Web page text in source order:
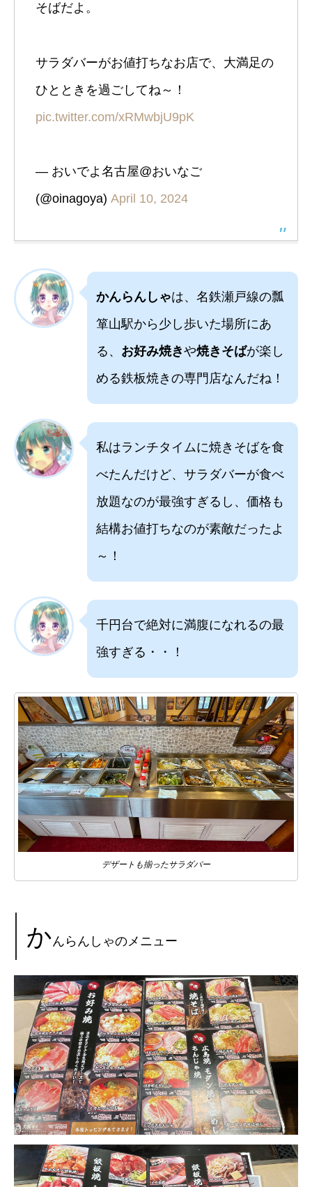
そばだよ。
サラダバーがお値打ちなお店で、大満足の
ひとときを過ごしてね～！
pic.twitter.com/xRMwbjU9pK
— おいでよ名古屋@おいなご
(@oinagoya) April 10, 2024
かんらんしゃは、名鉄瀬戸線の瓢
箪山駅から少し歩いた場所にあ
る、 お好み焼きや焼きそばが楽し
める鉄板焼きの専門店なんだね！
私はランチタイムに焼きそばを食
べたんだけど、サラダバーが食べ
放題なのが最強すぎるし、価格も
結構お値打ちなのが素敵だったよ
～！
千円台で絶対に満腹になれるの最
強すぎる・・！
デザートも揃ったサラダバー
かんらんしゃのメニュー